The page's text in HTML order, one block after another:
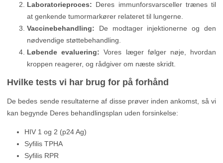
Laboratorieproces: Deres immunforsvarsceller trænes til
at genkende tumormarkører relateret til lungerne.
Vaccinebehandling: De modtager injektionerne og den
nødvendige støttebehandling.
Løbende evaluering: Vores læger følger nøje, hvordan
kroppen reagerer, og rådgiver om næste skridt.
Hvilke tests vi har brug for på forhånd
De bedes sende resultaterne af disse prøver inden ankomst, så vi
kan begynde Deres behandlingsplan uden forsinkelse:
HIV 1 og 2 (p24 Ag)
Syfilis TPHA
Syfilis RPR